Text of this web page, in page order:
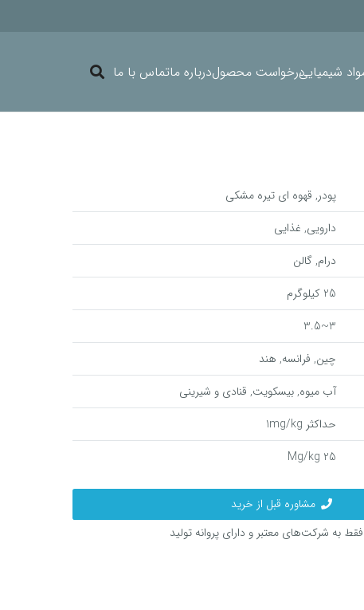
شیمیاییدرخواست محصولدرباره ماتماس با ما
پودر, قهوه ای تیره مشکی
دارویی, غذایی
درام, گالن
25 کیلوگرم
3~3.5
چین, فرانسه, هند
آب میوه, بیسکویت, قنادی و شیرینی
حداکثر 1mg/kg
25 Mg/kg
مشاوره قبل از خرید
به شرکت‌های معتبر و دارای پروانه تولید